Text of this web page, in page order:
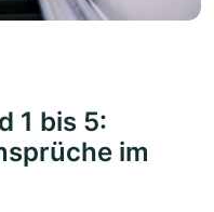
1 bis 5:
im